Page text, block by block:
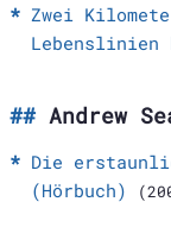
Zwei
Lebenslinien
Andrew
Die
(Hörbuch)